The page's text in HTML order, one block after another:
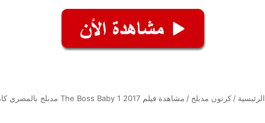
الرئيسية / كرتون مدبلج / مشاهدة فيلم The Boss Baby 1 2017 مدبلج بالمصري كامل